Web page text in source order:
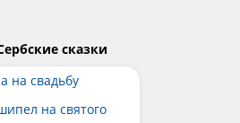
сказки
на свадьбу
на святого